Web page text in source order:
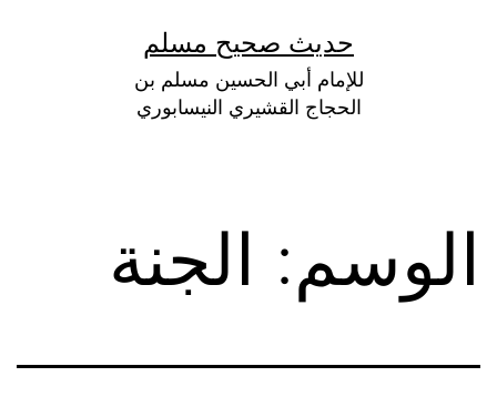
حديث صحيح مسلم
للإمام أبي الحسين مسلم بن
الحجاج القشيري النيسابوري
الوسم: الجنة